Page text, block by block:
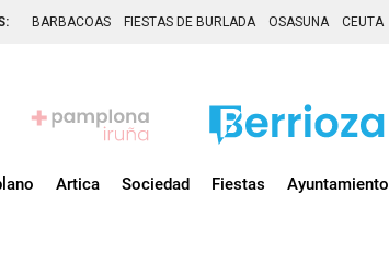
BARBACOAS FIESTAS DE BURLADA OSASUNA CEUTA
Artica Sociedad Fiestas Ayuntamiento